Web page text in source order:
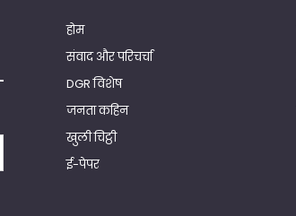
होम
संवाद और परिचर्चा
DGR विशेष
जनता कहिन
खुली चिट्ठी
ई-पेपर